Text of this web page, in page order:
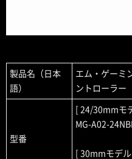
製品名（日本
語）
エム・ゲーミ
ントローラー
型番
[ 24/30mmモ
MG-A02-
[ 30mmモデル ]